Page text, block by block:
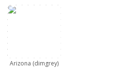
Arizona (dimgrey)